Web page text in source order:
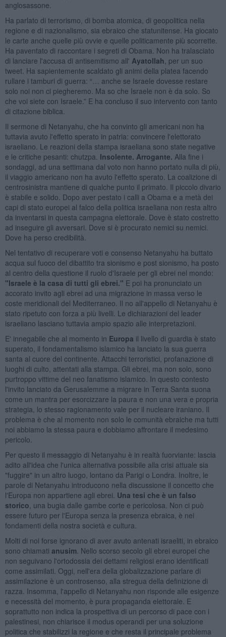
anglosassone.
Ha parlato di terrorismo, di bomba atomica, di geopolitica nella
regione e di nazionalismo, sia ebraico che statunitense. Ha giocato
le carte anche quelle più ovvie e quelle politicamente più scorrette.
Ha paventato di raccontare i segreti di Obama. Non ha tralasciato
di lanciare l'accusa di antisemitismo all' Ayatollah , per un suo
tweet. Ha sapientemente scaldato gli animi della platea facendo
rullare i tamburi di guerra: “… anche se Israele dovesse restare
solo noi non ci piegheremo. Ma so che Israele non è da solo. So
che voi siete con Israele.” E ha concluso il suo intervento con tanto
di citazione biblica.
Il sermone di Netanyahu, che ha convinto gli americani non ha
tuttavia avuto l'effetto sperato in patria: convincere l'elettorato
israeliano. Le reazioni della stampa israeliana sono state negative
e le critiche pesanti: chutzpa. Insolente. Arrogante. Alla fine i
sondaggi, ad una settimana dal voto non hanno portato nulla di più,
il viaggio americano non ha avuto l'effetto sperato. La coalizione di
centrosinistra mantiene di qualche punto il primato. Il piccolo divario
è stabile e solido. Dopo aver pestato i calli a Obama e a metà dei
capi di stato europei al falco della politica israeliana non resta altro
da inventarsi in questa campagna elettorale. Dove è stato costretto
ad inseguire gli avversari. Dove si è procurato nemici su nemici.
Dove ha perso credibilità.
Nel tentativo di recuperare voti e consenso Netanyahu ha buttato
acqua sul fuoco del dibattito tra sionismo e post sionismo, ha posto
al centro della questione il ruolo d'Israele per gli ebrei nel mondo:
"Israele è la casa di tutti gli ebrei." E poi ha pronunciato un
accorato invito agli ebrei ad una migrazione in massa verso le
coste meridionali del Mediterraneo. Il no all'appello di Netanyahu è
stato ripetuto con forza a più livelli. Le dichiarazioni del leader
israeliano lasciano tuttavia ampio spazio alle interpretazioni.
E' innegabile che al momento in Europa il livello di guardia è stato
superato, il fondamentalismo islamico ha lanciato la sua guerra
santa al cuore del continente. Attacchi terroristici, profanazione di
luoghi di culto, attentati alla stampa. Gli ebrei, ma non solo, sono
purtroppo vittime del neo fanatismo islamico. In questo contesto
l'invito lanciato da Gerusalemme a migrare in Terra Santa suona
come un mantra per esorcizzare la paura e non una vera e propria
strategia, lo stesso ragionamento vale per il nucleare iraniano. Il
problema è che al momento non solo le comunità ebraiche ma tutti
noi abbiamo la stessa paura e dobbiamo affrontare il medesimo
pericolo.
Per questo il messaggio di Netanyahu è in realtà fuorviante: lascia
adito all'idea che l'unica alternativa possibile alla crisi attuale sia
"fuggire" in un altro luogo, lontano da Parigi o Londra. Inoltre, le
parole di Netanyahu introducono nella discussione il concetto che
l'Europa non appartiene agli ebrei. Una tesi che è un falso
storico , una bugia dalle gambe corte e pericolosa. Non ci può
essere futuro per l'Europa senza la presenza ebraica, è nei
fondamenti della nostra società e cultura.
Molti di noi forse ignorano di aver avuto antenati israeliti, in ebraico
sono chiamati anusim. Nello scorso secolo gli ebrei europei che
non seguivano l'ortodossia dei dettami religiosi erano identificati
come assimilati. Oggi, nell'era della globalizzazione parlare di
assimilazione è un controsenso, alla stregua della definizione di
razza. Insomma, l'appello di Netanyahu non risponde alle esigenze
e necessità del momento, è pura propaganda elettorale. E
soprattutto non indica la prospettiva di un percorso di pace con i
palestinesi, non chiarisce il modus operandi per una soluzione
politica che stabilizzi la regione e che resta il principale problema